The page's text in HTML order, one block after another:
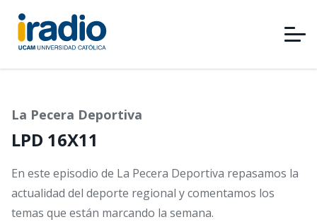
Pasar
contenido
principal
La Pecera Deportiva
LPD 16X11
En este episodio de La Pecera Deportiva repasamos la
actualidad del deporte regional y comentamos los
temas que están marcando la semana.